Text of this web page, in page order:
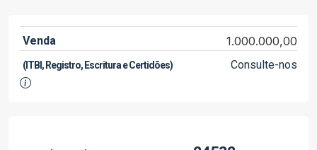
Venda 1.000.000,00
(ITBI, Registro, Escritura e Certidões) Consulte-nos